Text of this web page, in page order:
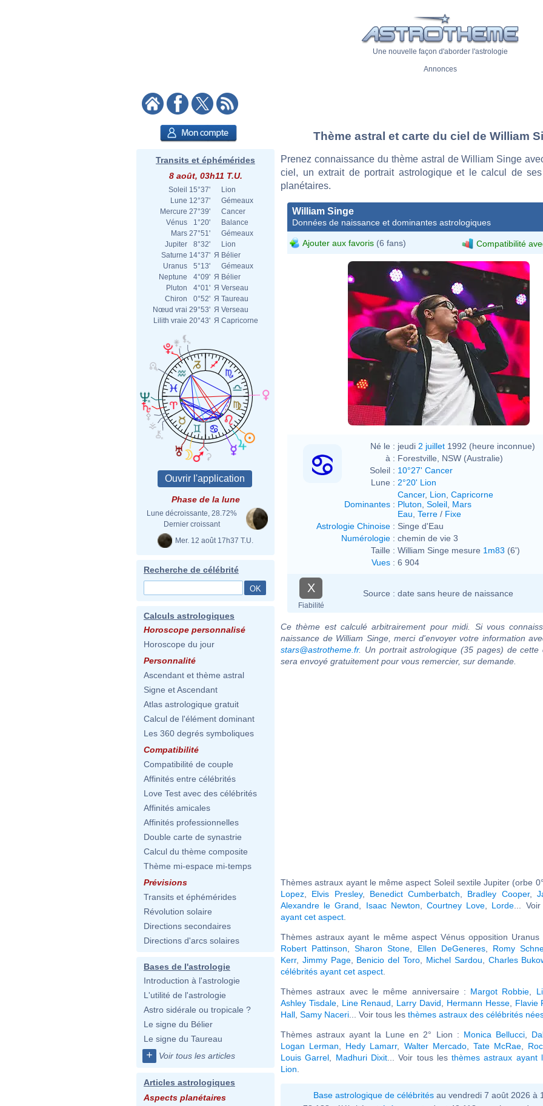
Une nouvelle façon d'aborder l'astrologie
Annonces
Transits et éphémérides
8 août, 03h11 T.U.
Soleil 15°37'
Lion
Lune 12°37'
Gémeaux
Mercure 27°39'
Cancer
Vénus
1°20'
Balance
Mars 27°51'
Gémeaux
Jupiter
8°32'
Lion
Saturne 14°37' Я Bélier
Uranus
5°13'
Gémeaux
Neptune
4°09' Я Bélier
Pluton
4°01' Я Verseau
Chiron
0°52' Я Taureau
Nœud vrai 29°53' Я Verseau
Lilith vraie 20°43' Я Capricorne
Phase de la lune
Lune décroissante, 28.72%
Dernier croissant
Mer. 12 août 17h37 T.U.
Recherche de célébrité
Calculs astrologiques
Horoscope personnalisé
Horoscope du jour
Personnalité
Ascendant et thème astral
Signe et Ascendant
Atlas astrologique gratuit
Calcul de l'élément dominant
Les 360 degrés symboliques
Compatibilité
Compatibilité de couple
Affinités entre célébrités
Love Test avec des célébrités
Affinités amicales
Affinités professionnelles
Double carte de synastrie
Calcul du thème composite
Thème mi-espace mi-temps
Prévisions
Transits et éphémérides
Révolution solaire
Directions secondaires
Directions d'arcs solaires
Bases de l'astrologie
Introduction à l'astrologie
L'utilité de l'astrologie
Astro sidérale ou tropicale ?
Le signe du Bélier
Le signe du Taureau
+ Voir tous les articles
Articles astrologiques
Aspects planétaires
Thème astral et carte du ciel de William
Prenez connaissance du thème astral de William Singe
ciel, un extrait de portrait astrologique et le calcul de
planétaires.
William Singe
Données de naissance et dominantes astrologiques
Ajouter aux favoris (6 fans) Compatibilité
Né le : jeudi 2 juillet 1992 (heure inconnue)
à : Forestville, NSW (Australie)
Soleil : 10°27' Cancer
Lune : 2°20' Lion
Dominantes :
Cancer, Lion Capricorne
Pluton Soleil Mars
Eau Terre / Fixe
Astrologie Chinoise : Singe d'Eau
Numérologie : chemin de vie 3
Taille : William Singe mesure 1m83 (6')
Vues : 6 904
X
Fiabilité
Source : date sans heure de naissance
Ce thème est calculé arbitrairement pour midi. Si vous
naissance de William Singe, merci d'envoyer votre information
stars@astrotheme.fr. Un portrait astrologique (35 pages) de cette
sera envoyé gratuitement pour vous remercier, sur demande.
Thèmes astraux ayant le même aspect Soleil sextile Jupiter (orbe
Lopez
Elvis Presley, Benedict Cumberbatch Bradley Cooper,
Alexandre le Grand
Isaac Newton ,Courtney Love Lorde ...
ayant cet aspect
Thèmes astraux ayant le même aspect Vénus opposition Uranus
Robert Pattinson ,Sharon Stone Ellen DeGeneres, Romy
Kerr, Jimmy Page, Benicio del Toro Michel Sardou Charles
célébrités ayant cet aspect
Thèmes astraux avec le même anniversaire : Margot Robbie
Ashley Tisdale, Line Renaud Larry David Hermann Hesse, Flavie
Hall Samy Naceri ... Voir tous les thèmes astraux des célébrités
Thèmes astraux ayant la Lune en 2° Lion : Monica Bellucci,
Logan Lerman
Hedy Lamarr, Walter Mercado, Tate McRae,
Louis Garrel
Madhuri Dixit... Voir tous lesthèmes astraux ayant
Lion
Base astrologique de célébrités au vendredi 7 août 2026 à